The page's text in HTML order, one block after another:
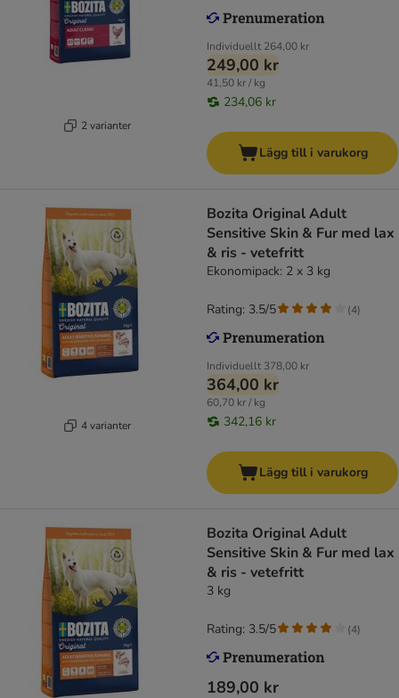
2 varianter
Individuellt 264,00 kr
249,00 kr
41,50 kr / kg
234,06 kr
Lägg till i varukorg
4 varianter
Bozita Original Adult
Sensitive Skin & Fur med lax
& ris - vetefritt
Ekonomipack: 2 x 3 kg
Individuellt 378,00 kr
364,00 kr
60,70 kr / kg
342,16 kr
Rating: 3.5/5 (4)
Lägg till i varukorg
Bozita Original Adult
Sensitive Skin & Fur med lax
& ris - vetefritt
3 kg
189,00 kr
Rating: 3.5/5 (4)